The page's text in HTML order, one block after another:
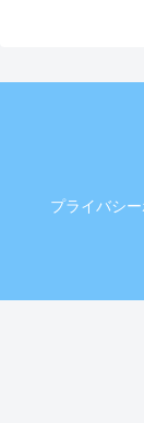
プライバシ